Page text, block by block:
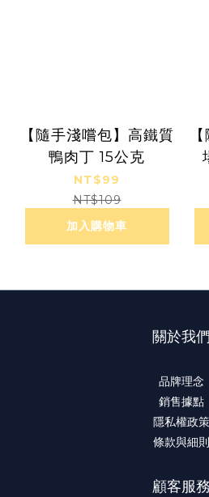
【隨手淺嚐包】高鐵質
鴨肉丁 15公克
NT$99
NT$109
加入購物車
關於我們
品牌理念
銷售據點
隱私權政策
條款與細則
顧客服務